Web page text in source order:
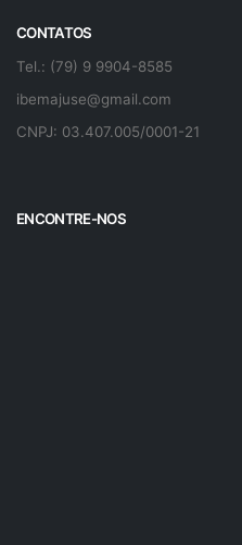
CONTATOS
Tel.: (79) 9 9904-8585
ibemajuse@gmail.com
CNPJ: 03.407.005/0001-21
ENCONTRE-NOS